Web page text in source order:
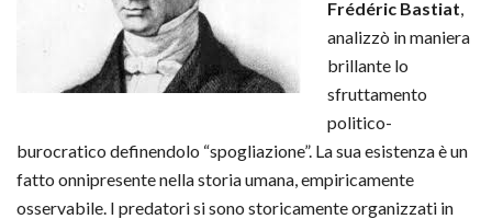
Frédéric Bastiat,
analizzò in maniera
brillante lo
sfruttamento
politico-
burocratico definendolo “spogliazione”. La sua esistenza è un
fatto onnipresente nella storia umana, empiricamente
osservabile. I predatori si sono storicamente organizzati in